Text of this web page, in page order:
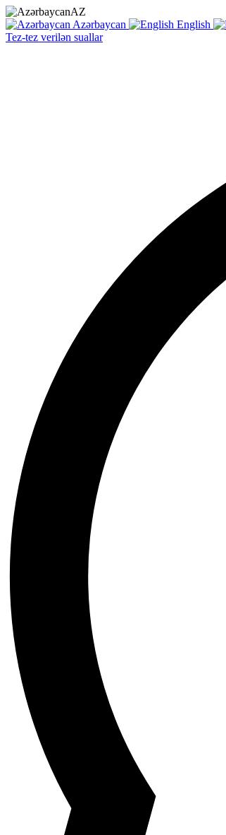
AZ
Azərbaycan
English
Tez-tez verilən suallar